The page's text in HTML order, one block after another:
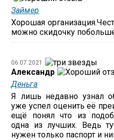
Займер
Хорошая
можно скидочку
06.07.2021
Александр
Деньга
Я лишь недавно узнал
уже успел оценить её
ещё понял что из
одна из лучших. Ведь
нужен только паспорт и